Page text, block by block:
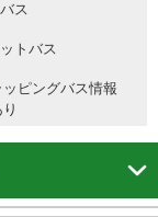
ス
トバス
ッピングバス情報
